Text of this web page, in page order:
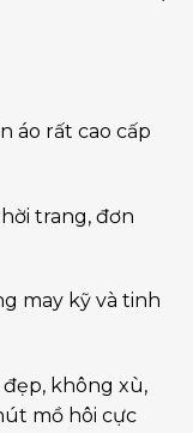
áo rất cao cấp
trang, đơn
may kỹ và tinh
không xù,
mồ hôi cực